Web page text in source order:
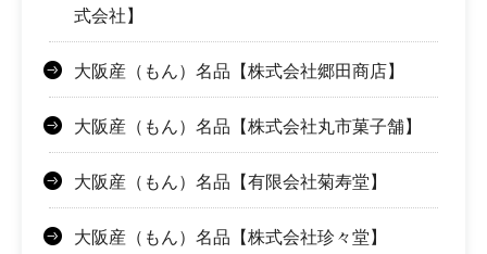
式会社】
大阪産（もん）名品【株式会社郷田商店】
大阪産（もん）名品【株式会社丸市菓子舗】
大阪産（もん）名品【有限会社菊寿堂】
大阪産（もん）名品【株式会社珍々堂】